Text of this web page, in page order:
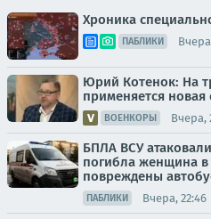
Хроника
ПАБЛИКИ
Юрий Котенок: На
применяется
ВОЕНКОРЫ Вчера,
БПЛА ВСУ
погибла женщина
повреждены
ПАБЛИКИ Вчера, 22:46